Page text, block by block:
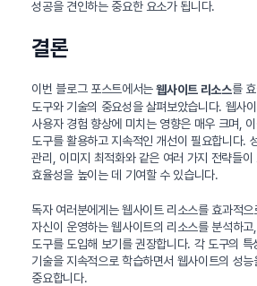
성공을 견인하는 중요한 요소가 됩니다.
결론
이번 블로그 포스트에서는웹사이트 리소스를
도구와 기술의 중요성을 살펴보았습니다. 웹사
사용자 경험 향상에 미치는 영향은 매우 크며,
도구를 활용하고 지속적인 개선이 필요합니다.
관리, 이미지 최적화와 같은 여러 가지 전략들이
효율성을 높이는 데 기여할 수 있습니다.
독자 여러분에게는 웹사이트 리소스를 효과적
자신이 운영하는 웹사이트의 리소스를 분석하
도구를 도입해 보기를 권장합니다. 각 도구의
기술을 지속적으로 학습하면서 웹사이트의 성능
중요합니다.